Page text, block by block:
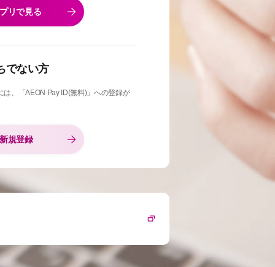
リで見る
でない方
、「AEON Pay ID(無料)」への登録が
規登録